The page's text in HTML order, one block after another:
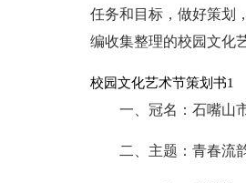
任务和目标，做好策划
编收集整理的校园文化
校园文化艺术节策划书1
一、冠名：石嘴山
二、主题：青春流